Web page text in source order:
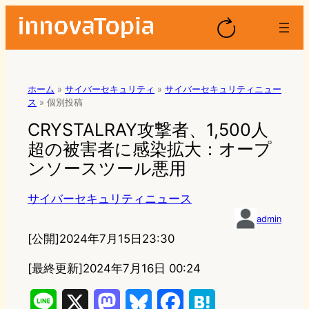
ホーム » サイバーセキュリティ » サイバーセキュリティニュー
ス » 個別投稿
CRYSTALRAY攻撃者、1,500人
超の被害者に感染拡大：オープ
ンソースツール悪用
サイバーセキュリティニュース
admin
[公開]2024年7月15日23:30
[最終更新]2024年7月16日 00:24